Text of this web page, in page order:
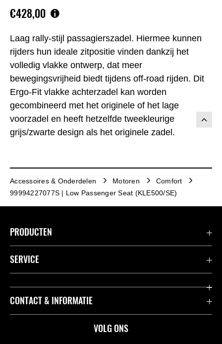
Laag rally-stijl passagierszadel. Hiermee kunnen
rijders hun ideale zitpositie vinden dankzij het
volledig vlakke ontwerp, dat meer
bewegingsvrijheid biedt tijdens off-road rijden. Dit
Ergo-Fit vlakke achterzadel kan worden
gecombineerd met het originele of het lage
voorzadel en heeft hetzelfde tweekleurige
grijs/zwarte design als het originele zadel.
€428,00
Accessoires & Onderdelen Motoren
Comfort
99994227077S | Low Passenger Seat (KLE500/SE)
VOLG ONS
PRODUCTEN
Accessoires & Onderdelen
Motoren
SERVICE
K-Care Fabrieksgarantie
Kawasaki Road Assistance
CONTACT & INFORMATIE